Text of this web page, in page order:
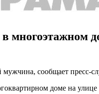
многоэтажном
сообщает пресс-
доме на